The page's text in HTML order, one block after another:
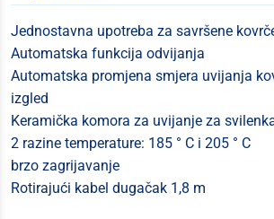
Jednostavna upotreba za savršene
Automatska funkcija odvijanja
Automatska promjena smjera uvijanja
izgled
Keramička komora za uvijanje za
2 razine temperature: 185 ° C i 205 ° C
brzo zagrijavanje
Rotirajući kabel dugačak 1,8 m